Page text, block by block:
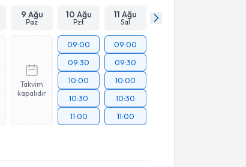
9 Ağu
Paz
10 Ağu
Pzt
11 Ağu
Sal
Takvim
kapalıdır
09:00
09:30
10:00
10:30
11:00
09:00
09:30
10:00
10:30
11:00